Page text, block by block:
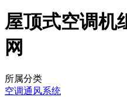
屋顶式空调机
网
所属分类
空调通风系统